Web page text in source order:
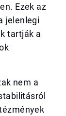
Ezek az
jelenlegi
tartják a
nem a